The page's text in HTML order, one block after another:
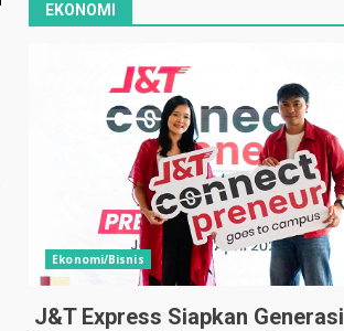
EKONOMI
Ekonomi/Bisnis
J&T Express Siapkan Generasi